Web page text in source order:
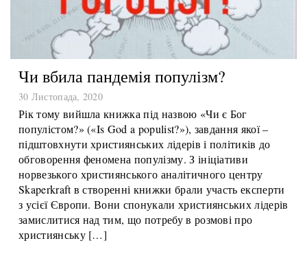
Чи вбила пандемія популізм?
30 Листопада, 2020
Рік тому вийшла книжка під назвою «Чи є Бог
популістом?» («Is God a populist?»), завдання якої –
підштовхнути християнських лідерів і політиків до
обговорення феномена популізму. З ініціативи
норвезького християнського аналітичного центру
Skaperkraft в створенні книжки брали участь експерти
з усієї Європи. Вони спонукали християнських лідерів
замислитися над тим, що потребу в розмові про